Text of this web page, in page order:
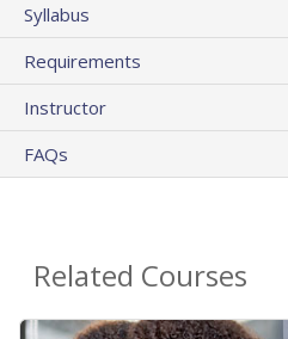
Syllabus
Requirements
Instructor
FAQs
Related Courses